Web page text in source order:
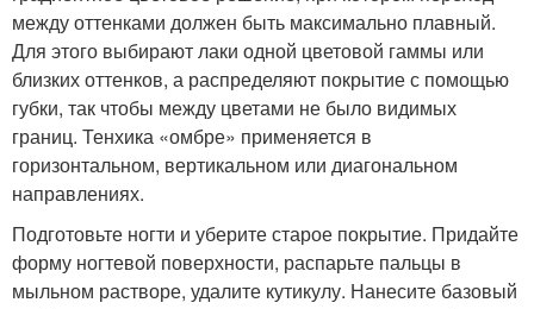
между оттенками должен быть максимально плавный.
Для этого выбирают лаки одной цветовой гаммы или
близких оттенков, а распределяют покрытие с помощью
губки, так чтобы между цветами не было видимых
границ. Тенхика «омбре» применяется в
горизонтальном, вертикальном или диагональном
направлениях.
Подготовьте ногти и уберите старое покрытие. Придайте
форму ногтевой поверхности, распарьте пальцы в
мыльном растворе, удалите кутикулу. Нанесите базовый